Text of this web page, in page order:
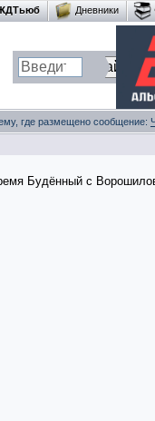
Дневники
где размещено сообщение:
Будённый с